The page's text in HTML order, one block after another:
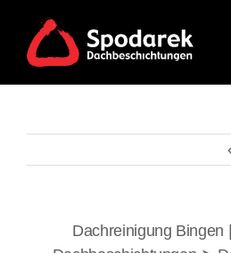
content
Dachreinigung Bingen